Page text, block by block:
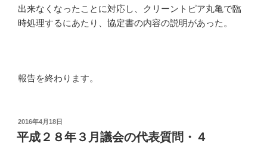
出来なくなったことに対応し、クリーントピア丸亀で臨
時処理するにあたり、協定書の内容の説明があった。
報告を終わります。
投
稿
日:
2016年4月18日
平成２８年３月議会の代表質問・４